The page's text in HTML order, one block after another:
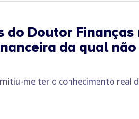
do Doutor
da qual
me ter o conhecimento real